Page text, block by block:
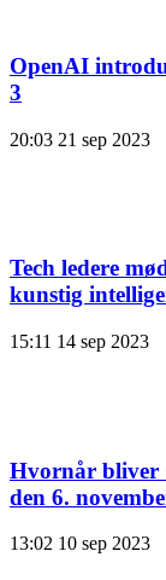
OpenAI
3
20:03 21 sep 2023
Tech ledere
kunstig
15:11 14 sep 2023
Hvornår bliver
den 6.
13:02 10 sep 2023